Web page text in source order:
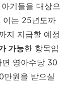
기들을 대상으
이는 25년도까
지 지급할 예정
가능한 항목입
영아수당 30
만원을 받으실